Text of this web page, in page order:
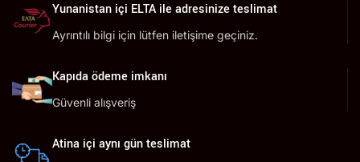
Yunanistan içi ELTA ile adresinize teslimat
Ayrıntılı bilgi için lütfen iletişime geçiniz.
Kapıda ödeme imkanı
Güvenli alışveriş
Atina içi aynı gün teslimat